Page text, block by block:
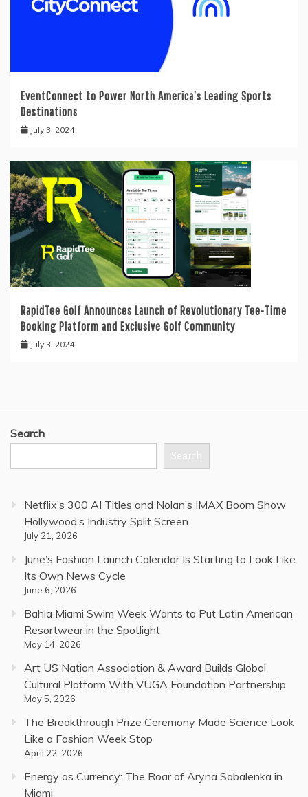
EventConnect to Power North America’s Leading Sports
Destinations
July 3, 2024
RapidTee Golf Announces Launch of Revolutionary Tee-Time
Booking Platform and Exclusive Golf Community
July 3, 2024
Search
Search
Netflix’s 300 AI Titles and Nolan’s IMAX Boom Show
Hollywood’s Industry Split Screen
July 21, 2026
June’s Fashion Launch Calendar Is Starting to Look Like
Its Own News Cycle
June 6, 2026
Bahia Miami Swim Week Wants to Put Latin American
Resortwear in the Spotlight
May 14, 2026
Art US Nation Association & Award Builds Global
Cultural Platform With VUGA Foundation Partnership
May 5, 2026
The Breakthrough Prize Ceremony Made Science Look
Like a Fashion Week Stop
April 22, 2026
Energy as Currency: The Roar of Aryna Sabalenka in
Miami